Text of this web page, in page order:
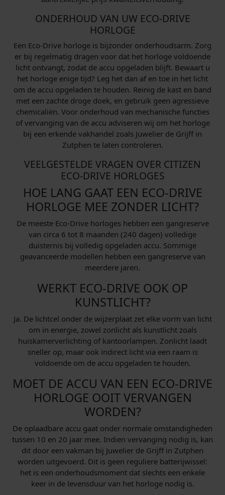
ONDERHOUD VAN UW ECO-DRIVE
HORLOGE
Een Eco-Drive horloge is bijzonder onderhoudsarm. Zorg
er bij regelmatig dragen voor dat het horloge voldoende
licht ontvangt, zodat de accu opgeladen blijft. Bewaart u
het horloge enige tijd? Leg het dan af en toe in het licht
om de accu opgeladen te houden. Reinig de kast en band
met een zachte droge doek, en gebruik geen agressieve
chemicaliën. Voor onderhoud van mechanische functies
of vervanging van de accu adviseren wij om het horloge
bij een erkende vakhandel zoals Juwelier de Grijff in
Zutphen te laten controleren.
VEELGESTELDE VRAGEN OVER CITIZEN
ECO-DRIVE HORLOGES
HOE LANG GAAT EEN ECO-DRIVE
HORLOGE MEE ZONDER LICHT?
De meeste Eco-Drive horloges hebben een gangreserve
van circa 6 tot 8 maanden (240 dagen) volledige
duisternis bij volledig opgeladen accu. Sommige
geavanceerde modellen hebben een gangreserve van
meerdere jaren.
WERKT ECO-DRIVE OOK OP
KUNSTLICHT?
Ja. De lichtcel onder de wijzerplaat zet elke vorm van licht
om in energie, zowel zonlicht als kunstlicht zoals
huiskamerverlichting of kantoorlampen. Zonlicht laadt
sneller op, maar ook indirect licht via een raam is
voldoende om de accu opgeladen te houden.
MOET DE ACCU VAN EEN ECO-DRIVE
HORLOGE OOIT VERVANGEN
WORDEN?
De oplaadbare accu gaat onder normale omstandigheden
tussen 10 en 20 jaar mee. Indien vervanging nodig is, kan
dit door een vakman bij Juwelier de Grijff in Zutphen
worden uitgevoerd. Dit is geen reguliere batterijwissel:
het is een onderhoudsmoment dat slechts een enkele
keer in de levensduur van het horloge nodig is.